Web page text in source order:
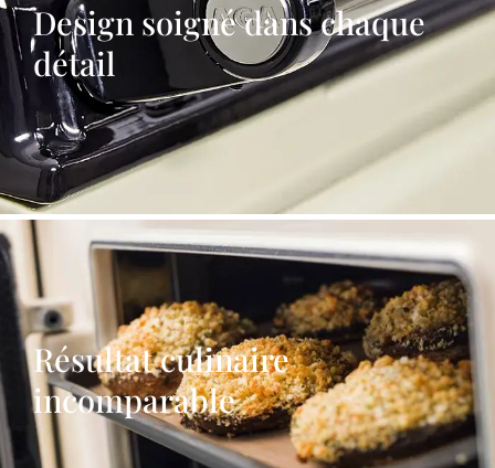
Design soigné dans chaque
détail
Résultat culinaire
incomparable